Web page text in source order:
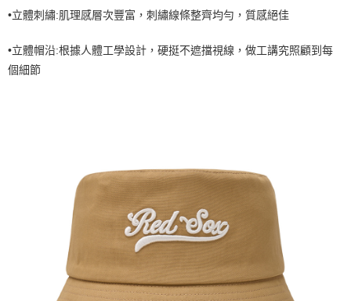
7-11取貨<不支援離島取退>
•立體刺繡:肌理感層次豐富，刺繡線條整齊均勻，質感絕佳
•立體帽沿:根據人體工學設計，硬挺不遮擋視線，做工講究照顧到每
個細節